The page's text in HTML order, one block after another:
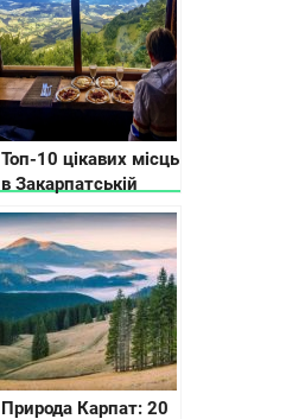
Топ-10 цікавих місць
в Закарпатській
області: для
бюджетного
відпочинку
Природа Карпат: 20